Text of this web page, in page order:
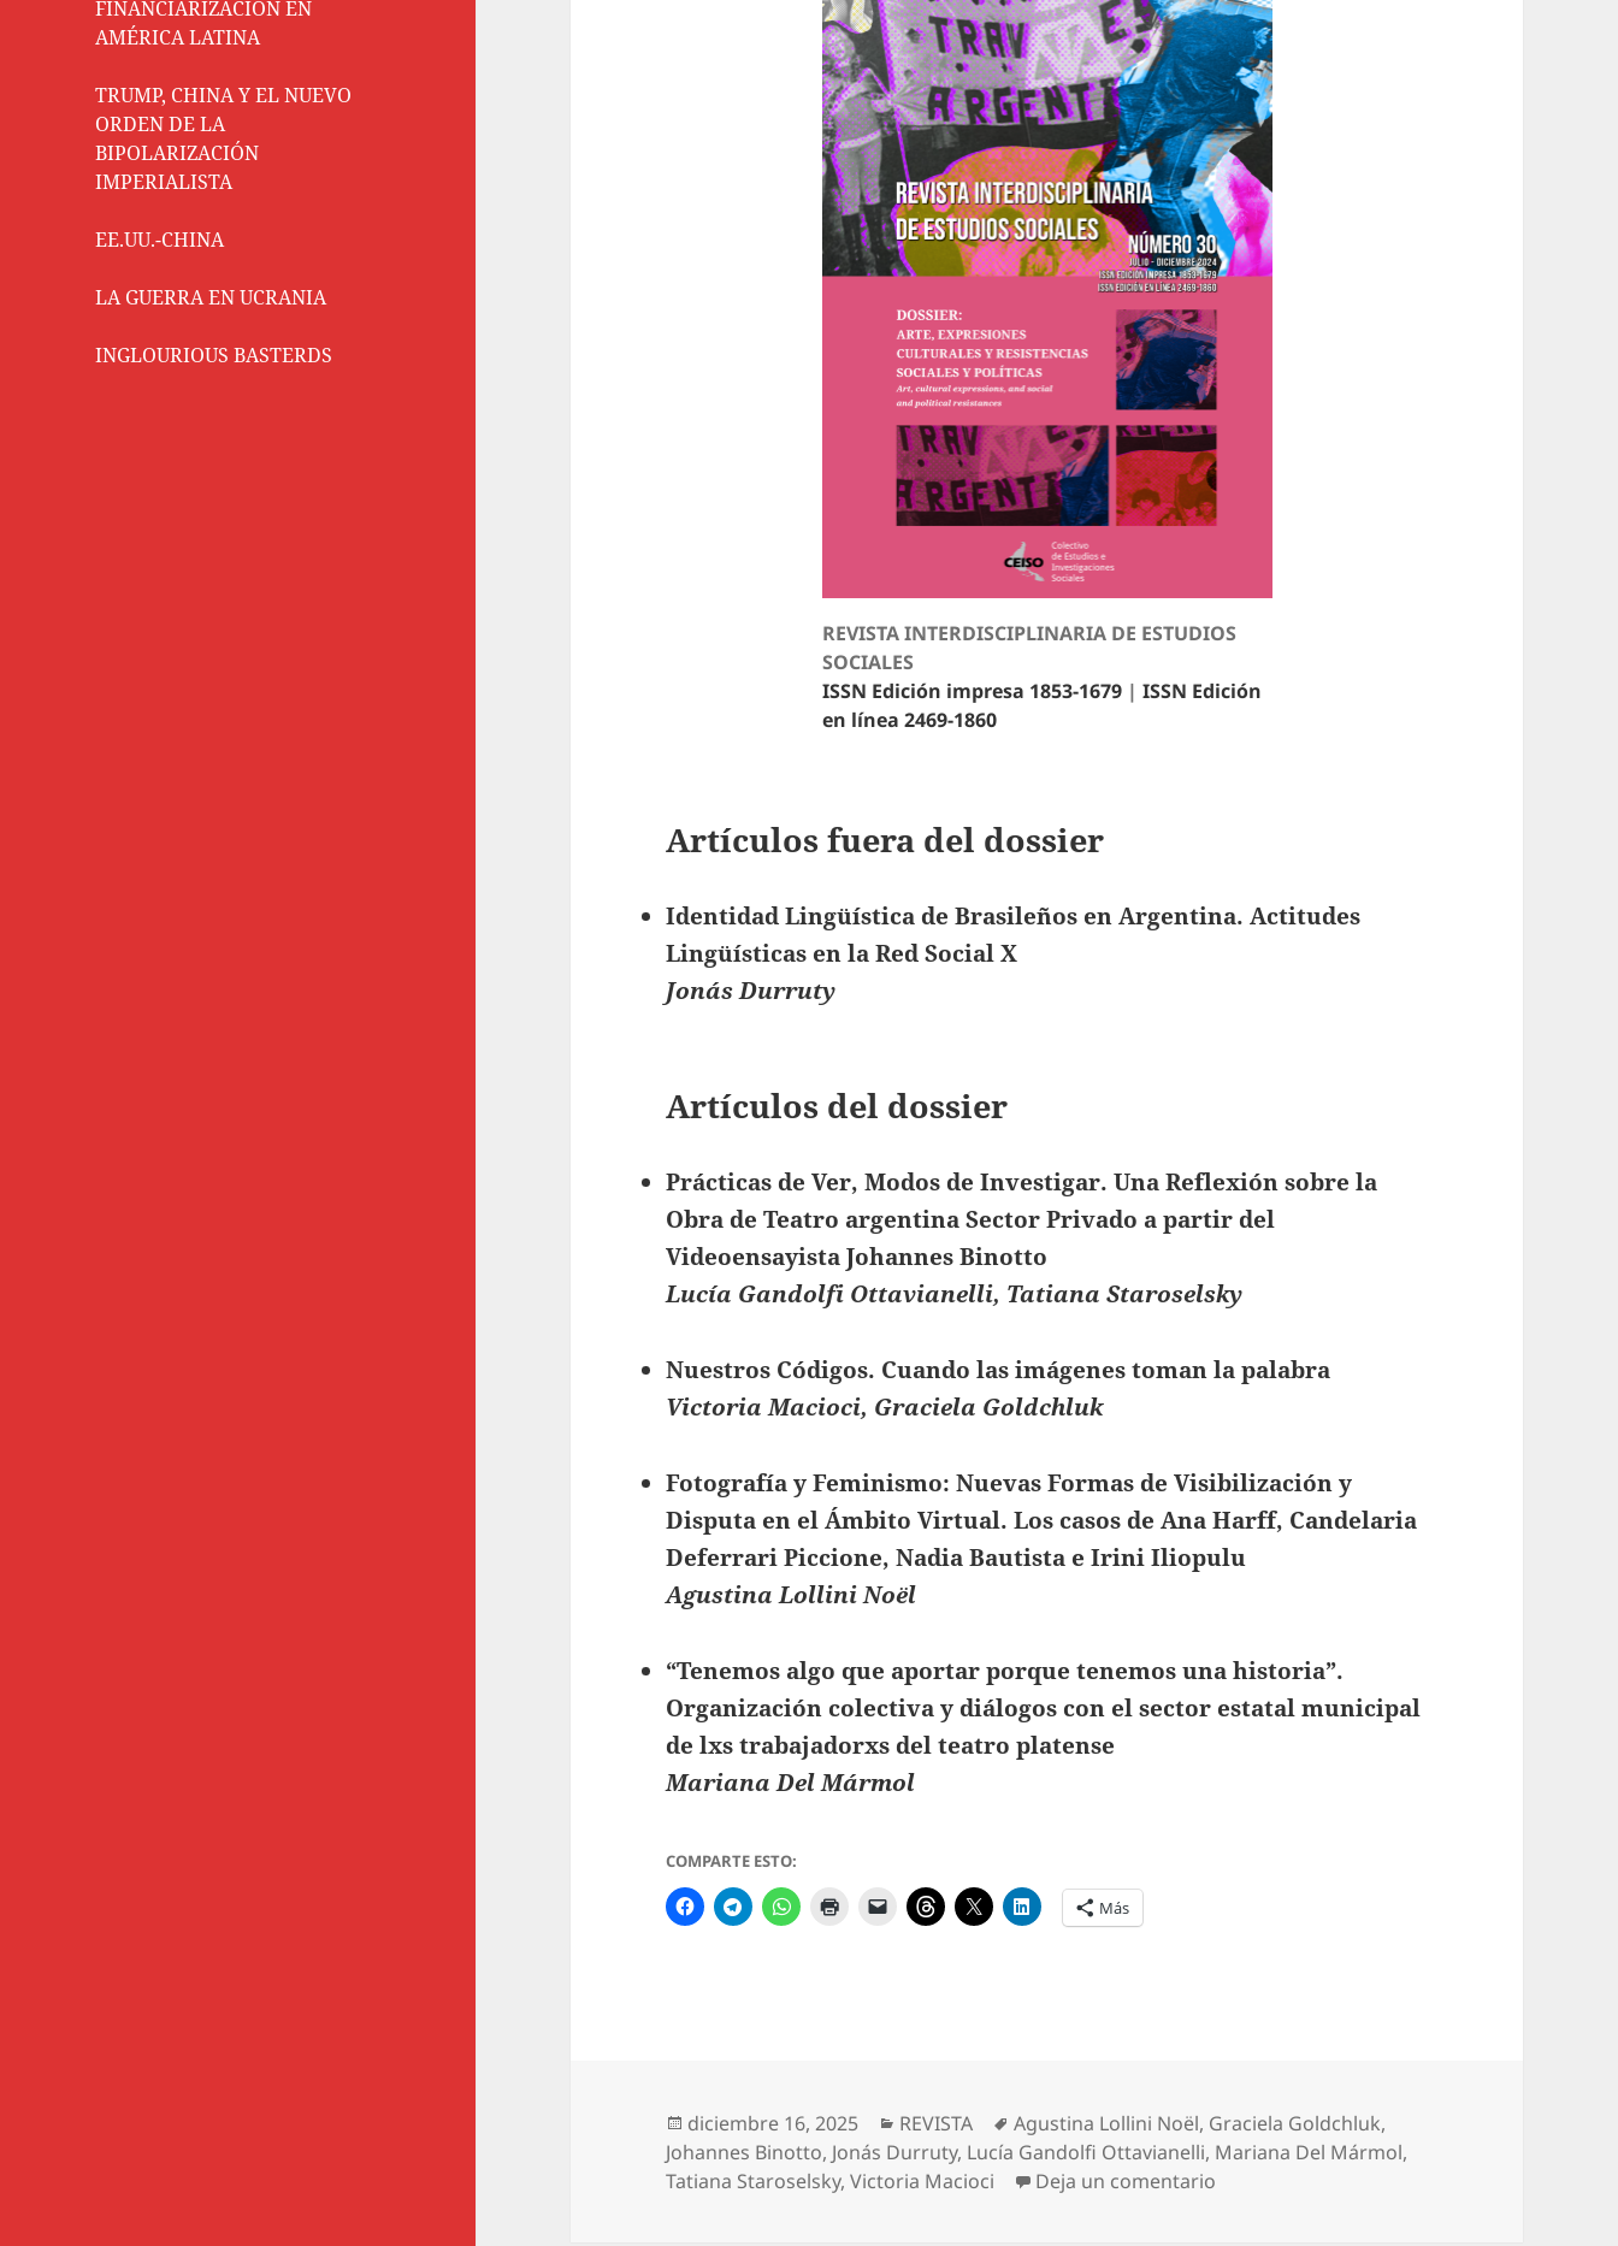
FINANCIARIZACIÓN EN
AMÉRICA LATINA
TRUMP, CHINA Y EL NUEVO
ORDEN DE LA
BIPOLARIZACIÓN
IMPERIALISTA
EE.UU.-CHINA
LA GUERRA EN UCRANIA
INGLOURIOUS BASTERDS
REVISTA INTERDISCIPLINARIA DE ESTUDIOS
SOCIALES
ISSN Edición impresa 1853-1679| ISSN Edición
en línea 2469-1860
Artículos fuera del dossier
Identidad Lingüística de Brasileños en Argentina.Actitudes
Lingüísticas en la Red Social X
Jonás Durruty
Artículos del dossier
Prácticas de Ver, Modos de Investigar. Una Reflexión sobre la
Obra de Teatro argentina Sector Privado a partir del
Videoensayista Johannes Binotto
Lucía Gandolfi Ottavianelli, Tatiana Staroselsky
Nuestros Códigos. Cuando las imágenes toman la palabra
Victoria Macioci, Graciela Goldchluk
Fotografía y Feminismo: Nuevas Formas de Visibilización y
Disputa en el Ámbito Virtual. Los casos de Ana Harff, Candelaria
Deferrari Piccione, Nadia Bautista e Irini Iliopulu
Agustina Lollini Noël
“Tenemos algo que aportar porque tenemos una historia”.
Organización colectiva y diálogos con el sector estatal municipal
de lxs trabajadorxs del teatro platense
Mariana Del Mármol
COMPARTE ESTO:
Más
Publicado
el
diciembre 16, 2025 Categorías
REVISTA Etiquetas
Agustina Lollini Noël, Graciela Goldchluk,
Johannes Binotto, Jonás Durruty, Lucía Gandolfi Ottavianelli, Mariana Del Mármol,
Tatiana Staroselsky,Victoria Macioci Deja un comentario